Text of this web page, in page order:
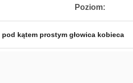
Poziom:
pod kątem prostym głowica kobieca